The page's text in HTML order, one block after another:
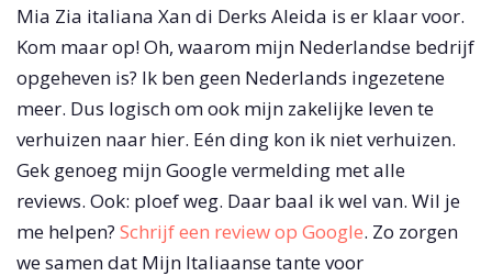
Mia Zia italiana Xan di Derks Aleida is er klaar voor.
Kom maar op! Oh, waarom mijn Nederlandse bedrijf
opgeheven is? Ik ben geen Nederlands ingezetene
meer. Dus logisch om ook mijn zakelijke leven te
verhuizen naar hier. Eén ding kon ik niet verhuizen.
Gek genoeg mijn Google vermelding met alle
reviews. Ook: ploef weg. Daar baal ik wel van. Wil je
me helpen? Schrijf een review op Google. Zo zorgen
we samen dat Mijn Italiaanse tante voor